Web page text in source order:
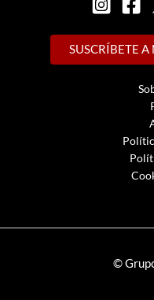
SUSCRÍBETE A
©